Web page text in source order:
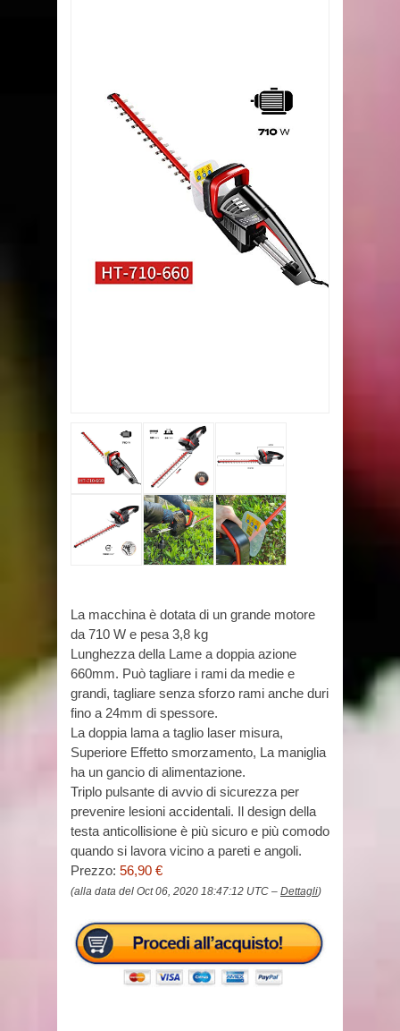
La macchina è dotata di un grande motore
da 710 W e pesa 3,8 kg
Lunghezza della Lame a doppia azione
660mm. Può tagliare i rami da medie e
grandi, tagliare senza sforzo rami anche duri
fino a 24mm di spessore.
La doppia lama a taglio laser misura,
Superiore Effetto smorzamento, La maniglia
ha un gancio di alimentazione.
Triplo pulsante di avvio di sicurezza per
prevenire lesioni accidentali. Il design della
testa anticollisione è più sicuro e più comodo
quando si lavora vicino a pareti e angoli.
Prezzo: 56,90 €
(alla data del Oct 06, 2020 18:47:12 UTC – Dettagli)